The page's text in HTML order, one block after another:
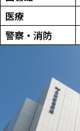
医療
警察・消防